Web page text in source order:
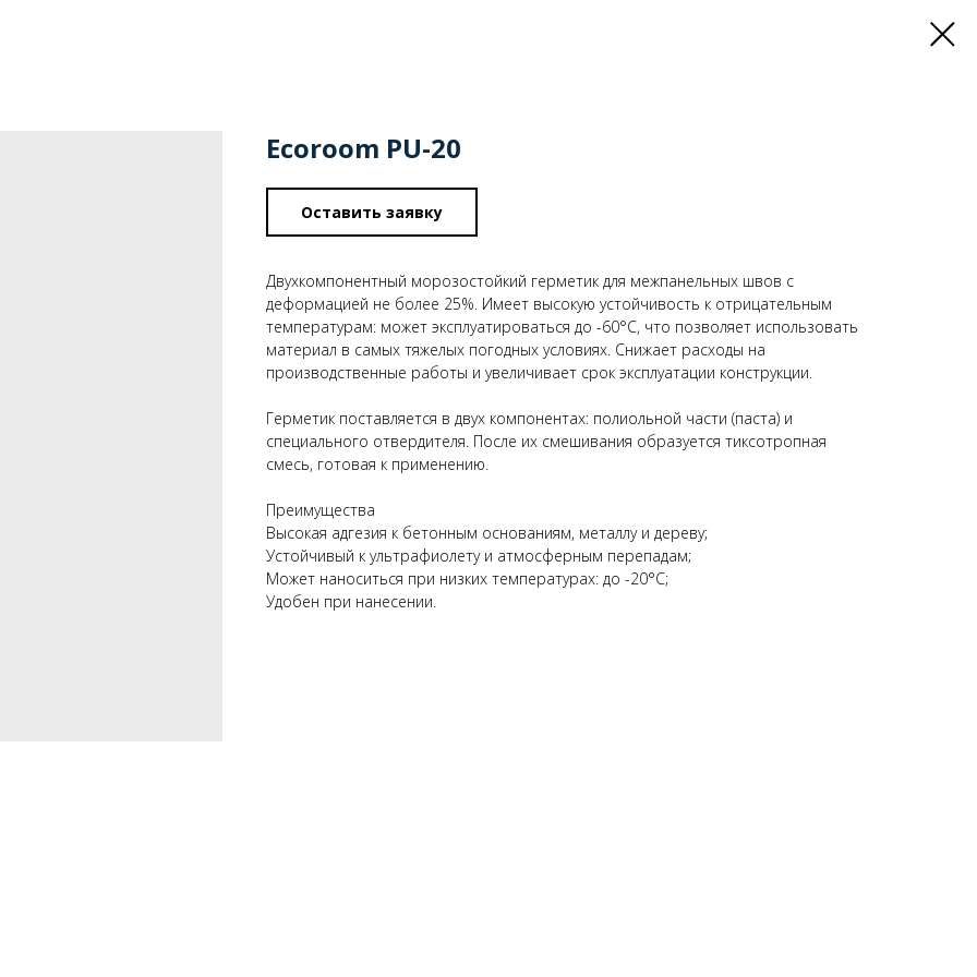
Ecoroom PU-20
Оставить заявку
Двухкомпонентный морозостойкий герметик для межпанельных швов с
деформацией не более 25%. Имеет высокую устойчивость к отрицательным
температурам: может эксплуатироваться до -60°С, что позволяет использовать
материал в самых тяжелых погодных условиях. Снижает расходы на
производственные работы и увеличивает срок эксплуатации конструкции.
Герметик поставляется в двух компонентах: полиольной части (паста) и
специального отвердителя. После их смешивания образуется тиксотропная
смесь, готовая к применению.
Преимущества
Высокая адгезия к бетонным основаниям, металлу и дереву;
Устойчивый к ультрафиолету и атмосферным перепадам;
Может наноситься при низких температурах: до -20°С;
Удобен при нанесении.